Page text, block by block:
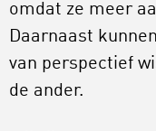
omdat ze meer
Daarnaast
van perspectief
de ander.